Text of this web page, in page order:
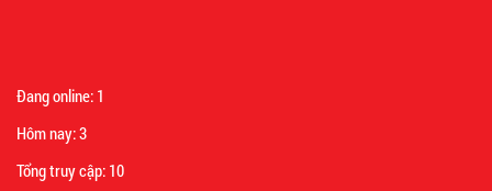
Đang online: 1
Hôm nay:3
Tổng truy cập: 10